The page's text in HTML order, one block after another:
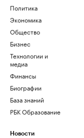
Политика
Экономика
Общество
Бизнес
Технологии и
медиа
Финансы
Биографии
База знаний
РБК Образование
Новости